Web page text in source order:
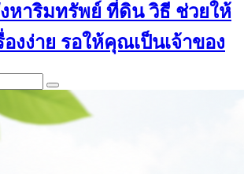
หาริมทรัพย์ ที่ดิน วิธี ช่วยให้
องง่าย รอให้คุณเป็นเจ้าของ